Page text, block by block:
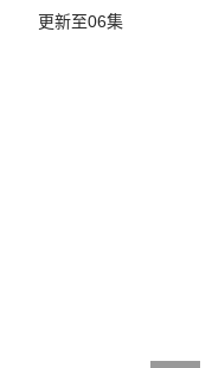
更新至06集